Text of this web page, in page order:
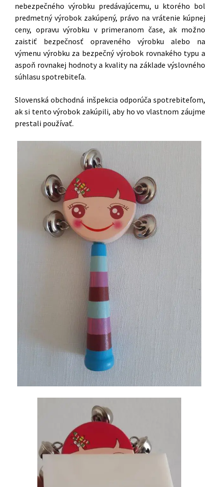
nebezpečného výrobku predávajúcemu, u ktorého bol
predmetný výrobok zakúpený, právo na vrátenie kúpnej
ceny, opravu výrobku v primeranom čase, ak možno
zaistiť bezpečnosť opraveného výrobku alebo na
výmenu výrobku za bezpečný výrobok rovnakého typu a
aspoň rovnakej hodnoty a kvality na základe výslovného
súhlasu spotrebiteľa.
Slovenská obchodná inšpekcia odporúča spotrebiteľom,
ak si tento výrobok zakúpili, aby ho vo vlastnom záujme
prestali používať.